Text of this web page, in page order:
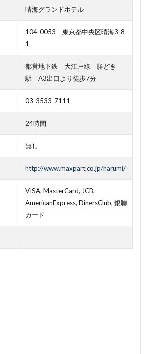
晴海グランドホテル
104-0053 東京都中央区晴海3-8-
1
都営地下鉄 大江戸線 勝どき
駅 A3出口より徒歩7分
03-3533-7111
24時間
無し
http://www.maxpart.co.jp/harumi/
VISA, MasterCard, JCB,
AmericanExpress, DinersClub, 銀聯
カード